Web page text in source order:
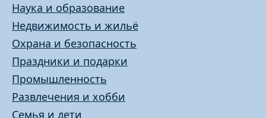
Наука и образование
Недвижимость и жильё
Охрана и безопасность
Праздники и подарки
Промышленность
Развлечения и хобби
Семья и дети